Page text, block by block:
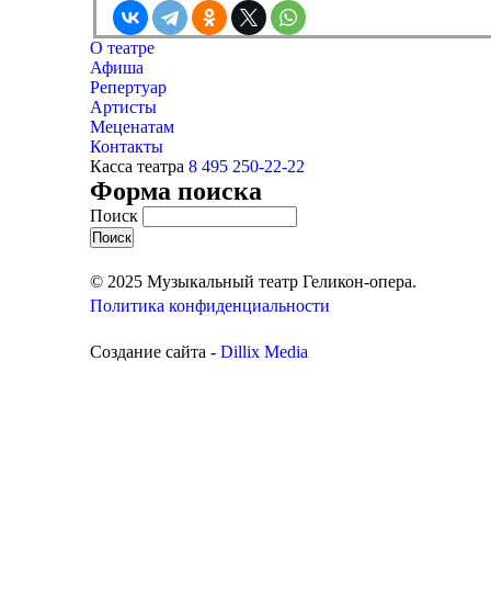
О театре
Афиша
Репертуар
Артисты
Меценатам
Контакты
Касса театра 8 495 250-22-22
Форма поиска
Поиск
© 2025 Музыкальный театр Геликон-опера.
Политика конфиденциальности
Создание сайта - Dillix Media